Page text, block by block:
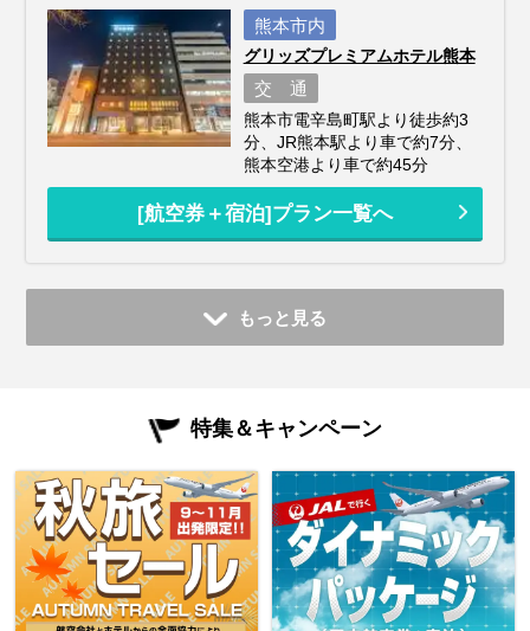
熊本市内
グリッズプレミアムホテル熊本
交 通
熊本市電辛島町駅より徒歩約3
分、JR熊本駅より車で約7分、
熊本空港より車で約45分
[航空券＋宿泊]プラン一覧へ
もっと見る
特集＆キャンペーン